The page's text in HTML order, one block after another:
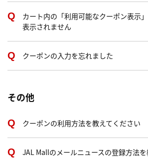
カート内の「利用可能なクーポン表示
表示されません
クーポンの入力を忘れました
その他
クーポンの利用方法を教えてください
JAL Mallのメールニュースの登録方法